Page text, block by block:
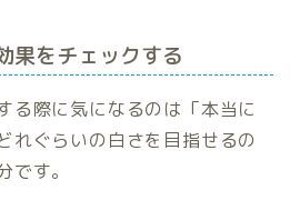
果をチェックする
る際に気になるのは「本当に
れぐらいの白さを目指せるの
す。